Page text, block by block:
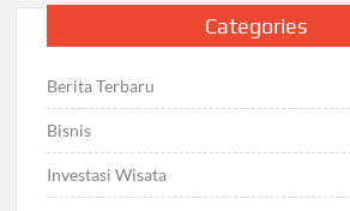
Categories
Berita Terbaru
Bisnis
Investasi Wisata